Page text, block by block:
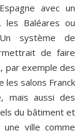
avec un
les Baléares ou
Un système de
de faire
par exemple des
salons Franck
mais aussi des
du bâtiment et
ville comme